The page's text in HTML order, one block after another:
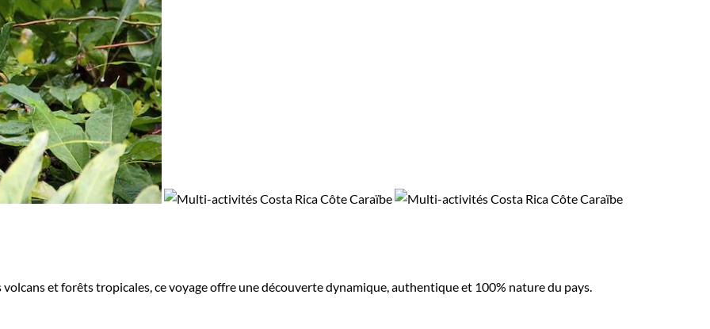
et forêts tropicales, ce voyage offre une découverte dynamique, authentique et 100% nature du pays.